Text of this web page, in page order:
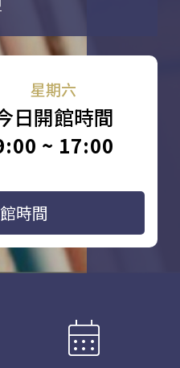
星期六
日開館時間
~ 17:00
時間
calendar_month